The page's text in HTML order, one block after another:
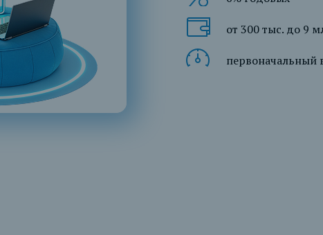
от 300 тыс. до 9
первоначальный